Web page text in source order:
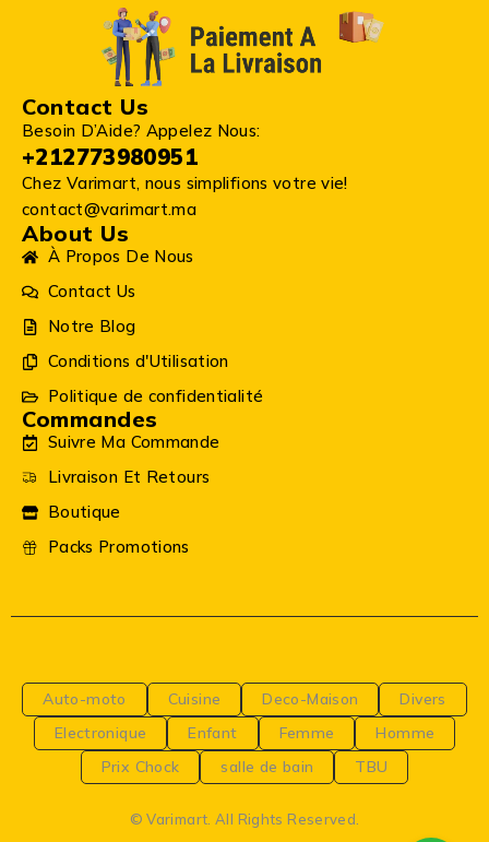
Contact Us
Besoin D’Aide? Appelez Nous:
+212773980951
Chez Varimart, nous simplifions votre vie!
contact@varimart.ma
About Us
À Propos De Nous
Contact Us
Notre Blog
Conditions d'Utilisation
Politique de confidentialité
Commandes
Suivre Ma Commande
Livraison Et Retours
Boutique
Packs Promotions
Auto-moto Cuisine Deco-Maison
Divers
Electronique
Enfant Femme
Homme
Prix Chock
salle de bain TBU
© Varimart. All Rights Reserved.